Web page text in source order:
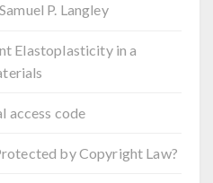
P. Langley
Elastoplasticity in a
access code
by Copyright Law?